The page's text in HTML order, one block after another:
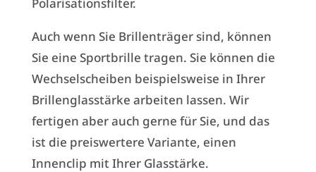
Auch wenn Sie Brillenträger sind, können
Sie eine Sportbrille tragen. Sie können die
Wechselscheiben beispielsweise in Ihrer
Brillenglasstärke arbeiten lassen. Wir
fertigen aber auch gerne für Sie, und das
ist die preiswertere Variante, einen
Innenclip mit Ihrer Glasstärke.